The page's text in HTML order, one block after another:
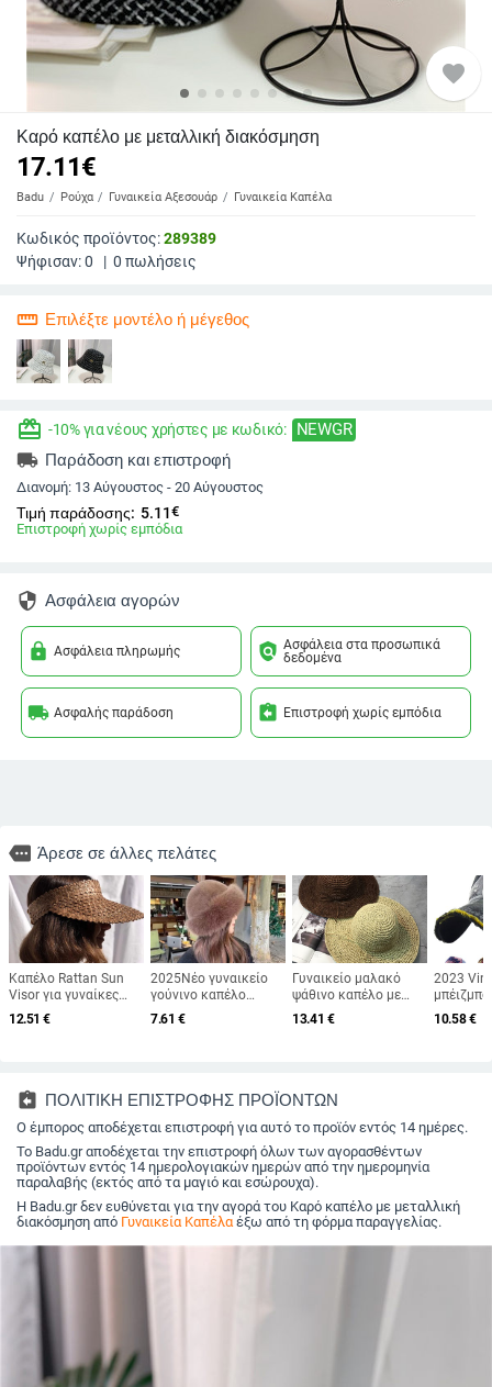
favorite
Καρό καπέλο με μεταλλική διακόσμηση
17.11€
Badu Ρούχα Γυναικεία Αξεσουάρ Γυναικεία Καπέλα
Κωδικός προϊόντος:289389
Ψήφισαν:0 | 0 πωλήσεις
straighten Επιλέξτε μοντέλο ή μέγεθος
redeem -10% για νέους χρήστες με κωδικό: NEWGR
local_shipping Παράδοση και επιστροφή
Διανομή: 13 Αύγουστος - 20 Αύγουστος
Τιμή παράδοσης: 5.11€
Επιστροφή χωρίς εμπόδια
security Ασφάλεια αγορών
lock Ασφάλεια πληρωμής policy Ασφάλεια στα προσωπικά
δεδομένα
local_shipping Ασφαλής παράδοση assignment_return Επιστροφή χωρίς εμπόδια
more Άρεσε σε άλλες πελάτες
Καπέλο Rattan Sun
Visor για γυναίκες
Φυσικό ΓΕΨΙ ΦΥΛΛΟ
ΦΟΙΝΑΚΗΣ Φαρδύ
καπέλο παραλίας
Derby Καπέλο
διακοπών
12.51 €
2025Νέο γυναικείο
γούνινο καπέλο
γούνινο καπέλο
πολυτελείας μόδας
χωρίς χείλος
Λούτρινο χνουδωτό
ζεστό καπέλο
7.61 €
Γυναικείο μαλακό
ψάθινο καπέλο με
φαρδύ γείσο Κομψό
καπέλο ηλίου
γυναίκες κορίτσια
Καπέλο γυναίκα
καπέλα Raffia
13.41 €
2023
ανδρικά
Άνοιξη
10.58€
assignment_return ΠΟΛΙΤΙΚΗ ΕΠΙΣΤΡΟΦΗΣ ΠΡΟΪΟΝΤΩΝ
Ο έμπορος αποδέχεται επιστροφή για αυτό το προϊόν εντός 14 ημέρες.
Το Badu.gr αποδέχεται την επιστροφή όλων των αγορασθέντων
προϊόντων εντός 14 ημερολογιακών ημερών από την ημερομηνία
παραλαβής (εκτός από τα μαγιό και εσώρουχα).
Η Badu.gr δεν ευθύνεται για την αγορά του Καρό καπέλο με μεταλλική
διακόσμηση από Γυναικεία Καπέλαέξω από τη φόρμα παραγγελίας.